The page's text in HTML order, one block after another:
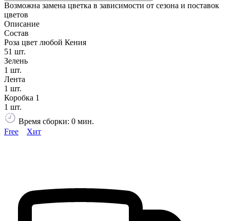
Возможна замена цветка в зависимости от сезона и поставок
цветов
Описание
Состав
Роза цвет любой Кения
51 шт.
Зелень
1 шт.
Лента
1 шт.
Коробка 1
1 шт.
Время сборки: 0 мин.
Free
Хит